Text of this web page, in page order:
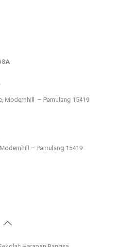
Modernhill – Pamulang 15419
– Pamulang 15419